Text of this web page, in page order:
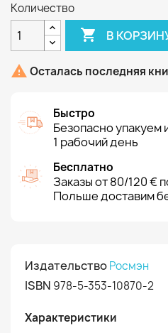
Количество
 В
 Осталась последняя
Быстро
Безопасно упакуем
1 рабочий день
Бесплатно
Заказы от 80/120 €
Польше доставим
ИздательствоРосмэн
ISBN 978-5-353-10870-2
Характеристики